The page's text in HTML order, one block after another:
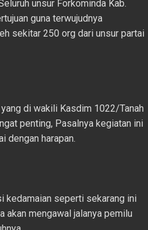
unsur Forkominda Kab.
guna terwujudnya
sekitar 250 org dari unsur partai
di wakili Kasdim 1022/Tanah
penting, Pasalnya kegiatan ini
dengan harapan.
kedamaian seperti sekarang ini
akan mengawal jalanya pemilu